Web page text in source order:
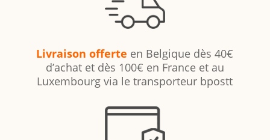
Livraison offerte en Belgique dès 40€
d’achat et dès 100€ en France et au
Luxembourg via le transporteur bpostt